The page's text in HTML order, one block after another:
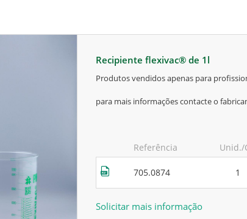
recipiente flexivac® de 1l
produtos vendidos apenas para
para mais informações contacte o
Referência Unid./
705.0874 1
Solicitar mais informação